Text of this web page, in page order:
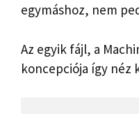
egymáshoz, nem
Az egyik fájl, a
koncepciója így néz